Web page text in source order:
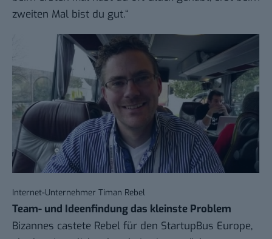
zweiten Mal bist du gut.“
Internet-Unternehmer Timan Rebel
Team- und Ideenfindung das kleinste Problem
Bizannes castete Rebel für den StartupBus Europe,